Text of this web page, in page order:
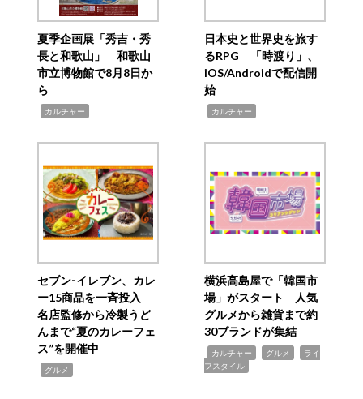
夏季企画展「秀吉・秀
長と和歌山」 和歌山
市立博物館で8月8日か
ら
カルチャー
日本史と世界史を旅す
るRPG 「時渡り」、
iOS/Androidで配信開
始
カルチャー
セブン‐イレブン、カレ
ー15商品を一斉投入
名店監修から冷製うど
んまで“夏のカレーフェ
ス”を開催中
グルメ
横浜高島屋で「韓国市
場」がスタート 人気
グルメから雑貨まで約
30ブランドが集結
カルチャー グルメ
ライ
フスタイル